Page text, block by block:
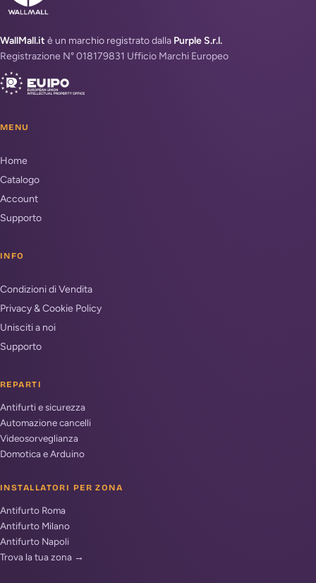
WallMall.it è un marchio registrato dalla Purple S.r.l.
Registrazione N° 018179831 Ufficio Marchi Europeo
MENU
Home
Catalogo
Account
Supporto
INFO
Condizioni di Vendita
Privacy & Cookie Policy
Unisciti a noi
Supporto
REPARTI
Antifurti e sicurezza
Automazione cancelli
Videosorveglianza
Domotica e Arduino
INSTALLATORI PER ZONA
Antifurto Roma
Antifurto Milano
Antifurto Napoli
Trova la tua zona →